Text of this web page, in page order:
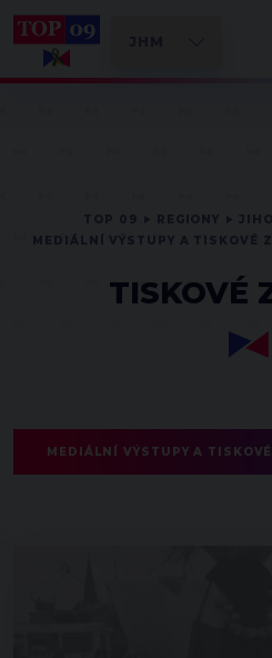
TISKOVÉ
MEDIÁLNÍ VÝSTUPY A